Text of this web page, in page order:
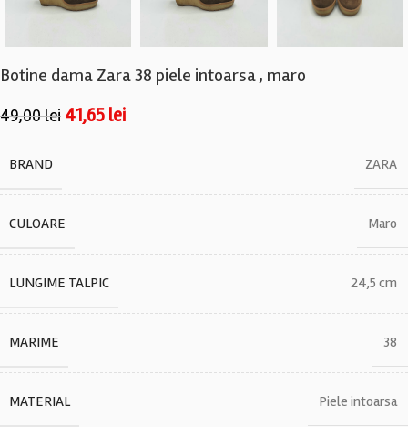
Botine dama Zara 38 piele intoarsa , maro
49,00lei 41,65 lei
BRAND ZARA
CULOARE Maro
LUNGIME TALPIC 24,5 cm
MARIME 38
MATERIAL Piele intoarsa